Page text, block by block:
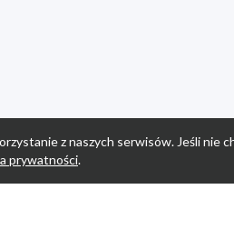
z naszych serwisów. Jeśli nie
prywatności.